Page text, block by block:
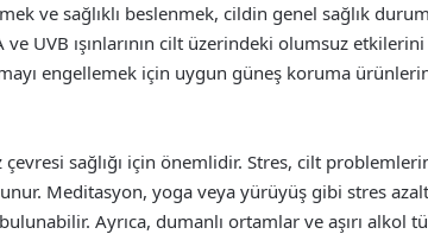
ve sağlıklı beslenmek, cildin genel sağlık
UVB ışınlarının cilt üzerindeki olumsuz
engellemek için uygun güneş koruma
çevresi sağlığı için önemlidir. Stres, cilt
Meditasyon, yoga veya yürüyüş gibi stres
Ayrıca, dumanlı ortamlar ve aşırı alkol